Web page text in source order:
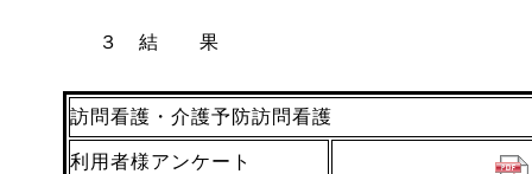
３ 結 果
訪問看護・介護予防訪問看護
利用者様アンケート